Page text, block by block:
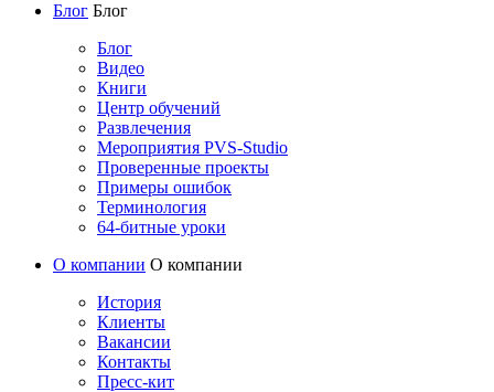
Блог Блог
Блог
Видео
Книги
Центр обучений
Развлечения
Мероприятия PVS-Studio
Проверенные проекты
Примеры ошибок
Терминология
64-битные уроки
О компании О компании
История
Клиенты
Вакансии
Контакты
Пресс-кит